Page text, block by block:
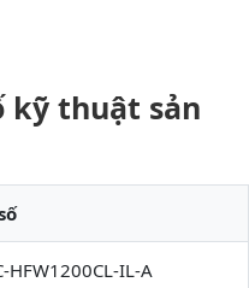
kỹ thuật sản
HFW1200CL-IL-A